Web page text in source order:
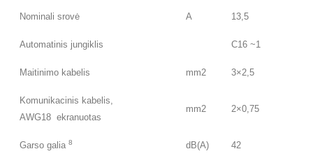
Nominali srovė A 13,5
Automatinis jungiklis C16 ~1
Maitinimo kabelis mm2 3×2,5
Komunikacinis kabelis,
AWG18 ekranuotas
mm2 2×0,75
Garso galia 8 dB(A) 42